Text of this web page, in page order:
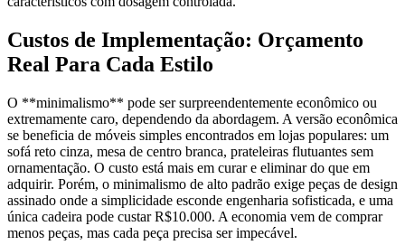
Custos de Implementação: Orçamento
Real Para Cada Estilo
O **minimalismo** pode ser surpreendentemente econômico ou
extremamente caro, dependendo da abordagem. A versão econômica
se beneficia de móveis simples encontrados em lojas populares: um
sofá reto cinza, mesa de centro branca, prateleiras flutuantes sem
ornamentação. O custo está mais em curar e eliminar do que em
adquirir. Porém, o minimalismo de alto padrão exige peças de design
assinado onde a simplicidade esconde engenharia sofisticada, e uma
única cadeira pode custar R$10.000. A economia vem de comprar
menos peças, mas cada peça precisa ser impecável.